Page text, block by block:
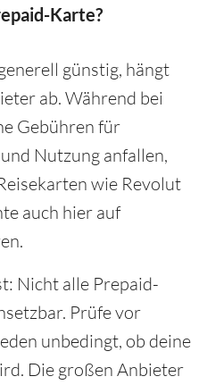
Karte?
günstig, hängt
ab. Während bei
Gebühren für
Nutzung anfallen,
wie Revolut
auch hier auf
Nicht alle Prepaid-
Prüfe vor
unbedingt, ob deine
Die großen Anbieter